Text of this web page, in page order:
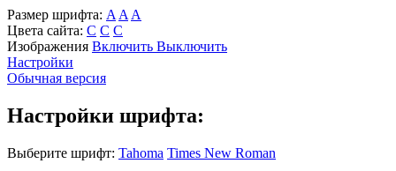
Размер шрифта: A A A
Цвета сайта: С С С
Изображения Включить Выключить
Настройки
Обычная версия
Настройки шрифта:
Выберите шрифт: Tahoma Times New Roman